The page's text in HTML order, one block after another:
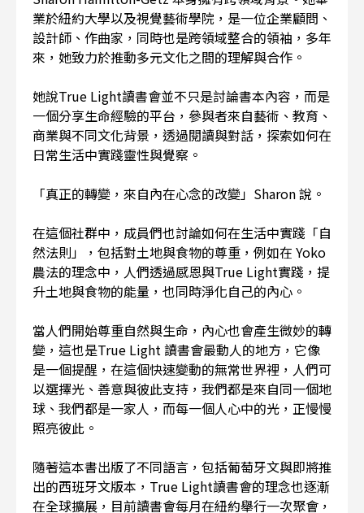
業於紐約大學以及視覺藝術學院，是一位企業顧問、
設計師、作曲家，同時也是跨領域整合的領袖，多年
來，她致力於推動多元文化之間的理解與合作。
她說True Light讀書會並不只是討論書本內容，而是
一個分享生命經驗的平台，參與者來自藝術、教育、
商業與不同文化背景，透過閱讀與對話，探索如何在
日常生活中實踐靈性與覺察。
「真正的轉變，來自內在心念的改變」Sharon 說。
在這個社群中，成員們也討論如何在生活中實踐「自
然法則」，包括對土地與食物的尊重，例如在 Yoko
農法的理念中，人們透過感恩與True Light實踐，提
升土地與食物的能量，也同時淨化自己的內心。
當人們開始尊重自然與生命，內心也會產生微妙的轉
變，這也是True Light 讀書會最動人的地方，它像
是一個提醒，在這個快速變動的無常世界裡，人們可
以選擇光、善意與彼此支持，我們都是來自同一個地
球、我們都是一家人，而每一個人心中的光，正慢慢
照亮彼此。
隨著這本書出版了不同語言，包括葡萄牙文與即將推
出的西班牙文版本，True Light讀書會的理念也逐漸
在全球擴展，目前讀書會每月在紐約舉行一次聚會，